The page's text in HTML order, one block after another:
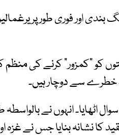
اور فوری طور پر
کو "کمزور" کرنے کی
خطرے سے دوچار ہیں۔
انہوں نے بالواسطہ
کا نشانہ بنایا جس نے غزہ